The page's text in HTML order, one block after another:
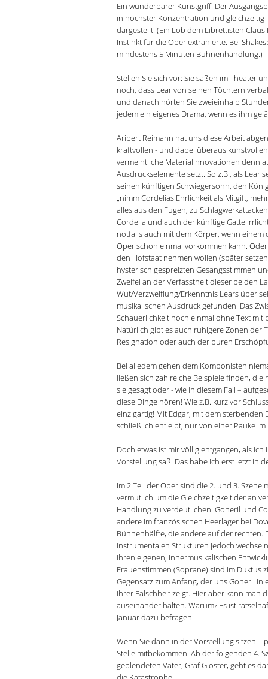
Ein wunderbarer Kunstgriff! Der
in höchster Konzentration und gleichzeitig
dargestellt. (Ein Lob dem Librettisten
Instinkt für die Oper extrahierte. Bei
mindestens 5 Minuten Bühnenhandlung.)
Stellen Sie sich vor: Sie säßen im Theater
noch, dass Lear von seinen Töchtern
und danach hörten Sie zweieinhalb
jedem ein eigenes Drama, wenn es ihm
Aribert Reimann hat uns diese Arbeit
kraftvollen - und dabei überaus
vermeintliche Materialinnovationen denn
Ausdruckselemente setzt. So z.B., als Lear
seinen künftigen Schwiegersohn, den
„nimm Cordelias Ehrlichkeit als Mitgift,
alles aus den Fugen, zu
Cordelia und auch der künftige Gatte
notfalls auch mit dem Körper, wenn
Oper schon einmal vorkommen kann.
den Hofstaat nehmen wollen (später
hysterisch gespreizten Gesangsstimmen
Zweifel an der Verfasstheit dieser beiden
Wut/Verzweiflung/Erkenntnis Lears über
musikalischen Ausdruck gefunden. Das
Schauerlichkeit noch einmal ohne Text
Natürlich gibt es auch ruhigere Zonen der
Resignation oder auch der puren
Bei alledem gehen dem Komponisten
ließen sich zahlreiche Beispiele finden,
sie gesagt oder - wie in diesem Fall –
diese Dinge hören! Wie z.B. kurz vor
einzigartig! Mit Edgar, mit dem
schließlich entleibt, nur von einer Pauke im
Doch etwas ist mir völlig entgangen, als
Vorstellung saß. Das habe ich erst jetzt in
Im 2.Teil der Oper sind die 2. und 3.
vermutlich um die Gleichzeitigkeit der an
Handlung zu verdeutlichen. Goneril und
andere im französischen Heerlager bei
Bühnenhälfte, die andere auf der rechten.
instrumentalen Strukturen jedoch
ihren eigenen, innermusikalischen
Frauenstimmen (Soprane) sind im Duktus
Gegensatz zum Anfang, der uns Goneril in
ihrer Falschheit zeigt. Hier aber kann man
auseinander halten. Warum? Es ist
Januar dazu befragen.
Wenn Sie dann in der Vorstellung sitzen –
Stelle mitbekommen. Ab der folgenden 4.
geblendeten Vater, Graf Gloster, geht es